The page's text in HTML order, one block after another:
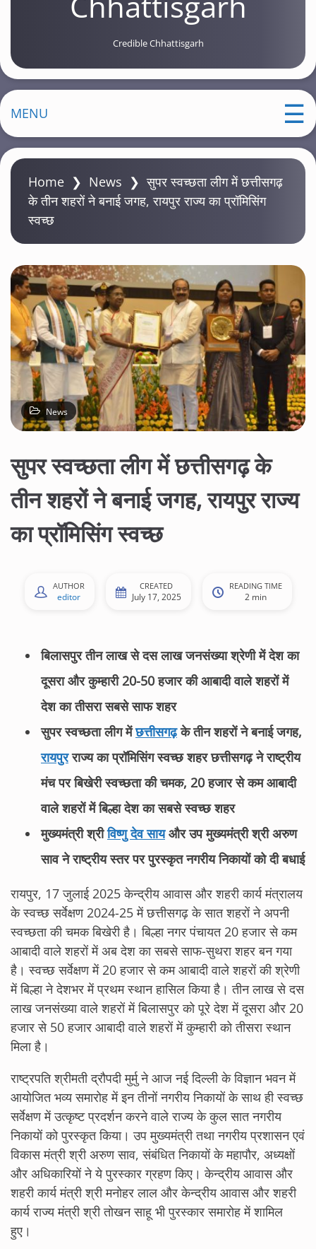
Credible Chhattisgarh
MENU
Home ❯ News ❯सुपर स्वच्छता लीग में छत्तीसगढ़
के तीन शहरों ने बनाई जगह, रायपुर राज्य का प्रॉमिसिंग
स्वच्छ
News
सुपर स्वच्छता लीग में छत्तीसगढ़ के
तीन शहरों ने बनाई जगह, रायपुर राज्य
का प्रॉमिसिंग स्वच्छ
AUTHOR
editor
CREATED
July 17, 2025
READING TIME
2 min
बिलासपुर तीन लाख से दस लाख जनसंख्या श्रेणी में देश का
दूसरा और कुम्हारी 20-50 हजार की आबादी वाले शहरों में
देश का तीसरा सबसे साफ शहर
सुपर स्वच्छता लीग मेंछत्तीसगढ़के तीन शहरों ने बनाई जगह,
रायपुरराज्य का प्रॉमिसिंग स्वच्छ शहर छत्तीसगढ़ ने राष्ट्रीय
मंच पर बिखेरी स्वच्छता की चमक, 20 हजार से कम आबादी
वाले शहरों में बिल्हा देश का सबसे स्वच्छ शहर
मुख्यमंत्री श्रीविष्णु देव सायऔर उप मुख्यमंत्री श्री अरुण
साव ने राष्ट्रीय स्तर पर पुरस्कृत नगरीय निकायों को दी बधाई
रायपुर, 17 जुलाई 2025 केन्द्रीय आवास और शहरी कार्य मंत्रालय
के स्वच्छ सर्वेक्षण 2024-25 में छत्तीसगढ़ के सात शहरों ने अपनी
स्वच्छता की चमक बिखेरी है। बिल्हा नगर पंचायत 20 हजार से कम
आबादी वाले शहरों में अब देश का सबसे साफ-सुथरा शहर बन गया
है। स्वच्छ सर्वेक्षण में 20 हजार से कम आबादी वाले शहरों की श्रेणी
में बिल्हा ने देशभर में प्रथम स्थान हासिल किया है। तीन लाख से दस
लाख जनसंख्या वाले शहरों में बिलासपुर को पूरे देश में दूसरा और 20
हजार से 50 हजार आबादी वाले शहरों में कुम्हारी को तीसरा स्थान
मिला है।
राष्ट्रपति श्रीमती द्रौपदी मुर्मु ने आज नई दिल्ली के विज्ञान भवन में
आयोजित भव्य समारोह में इन तीनों नगरीय निकायों के साथ ही स्वच्छ
सर्वेक्षण में उत्कृष्ट प्रदर्शन करने वाले राज्य के कुल सात नगरीय
निकायों को पुरस्कृत किया। उप मुख्यमंत्री तथा नगरीय प्रशासन एवं
विकास मंत्री श्री अरुण साव, संबंधित निकायों के महापौर, अध्यक्षों
और अधिकारियों ने ये पुरस्कार ग्रहण किए। केन्द्रीय आवास और
शहरी कार्य मंत्री श्री मनोहर लाल और केन्द्रीय आवास और शहरी
कार्य राज्य मंत्री श्री तोखन साहू भी पुरस्कार समारोह में शामिल
हुए।